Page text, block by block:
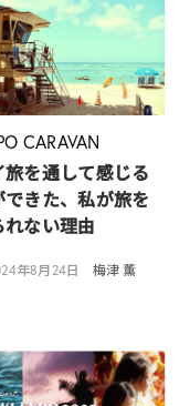
CARAVAN
旅を通して感じる
できた、私が旅を
ない理由
年8月24日 梅津 薫